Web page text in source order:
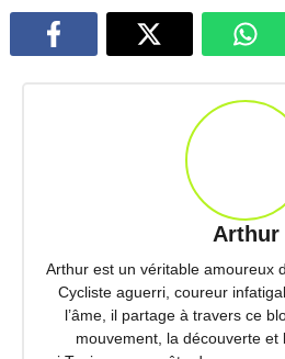
Arthur
Arthur est un véritable amoureux
Cycliste aguerri, coureur
l’âme, il partage à travers ce
mouvement, la découverte et